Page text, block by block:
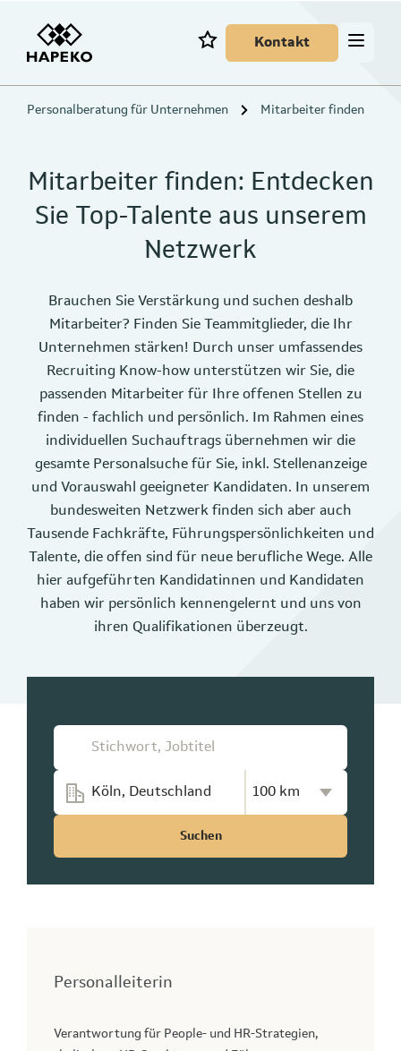
Kontakt
Personalberatung für Unternehmen Mitarbeiter finden
Mitarbeiter finden: Entdecken
Sie Top-Talente aus unserem
Netzwerk
Brauchen Sie Verstärkung und suchen deshalb
Mitarbeiter? Finden Sie Teammitglieder, die Ihr
Unternehmen stärken! Durch unser umfassendes
Recruiting Know-how unterstützen wir Sie, die
passenden Mitarbeiter für Ihre offenen Stellen zu
finden - fachlich und persönlich. Im Rahmen eines
individuellen Suchauftrags übernehmen wir die
gesamte Personalsuche für Sie, inkl. Stellenanzeige
und Vorauswahl geeigneter Kandidaten. In unserem
bundesweiten Netzwerk finden sich aber auch
Tausende Fachkräfte, Führungspersönlichkeiten und
Talente, die offen sind für neue berufliche Wege. Alle
hier aufgeführten Kandidatinnen und Kandidaten
haben wir persönlich kennengelernt und uns von
ihren Qualifikationen überzeugt.
Suchen
Personalleiterin
Verantwortung für People‑ und HR‑Strategien,